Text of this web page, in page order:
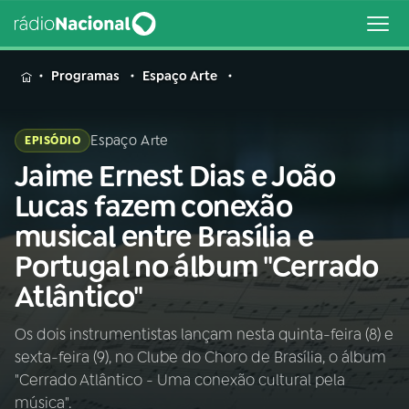
MENU
Buscar
na
Rádio
Nacional
Buscar
AO VIVO
01INÍCIO
Programas Espaço Arte
EPISÓDIO Espaço Arte
Jaime Ernest Dias e João
Lucas fazem conexão
musical entre Brasília e
Portugal no álbum "Cerrado
Atlântico"
Os dois instrumentistas lançam nesta quinta-feira (8) e
sexta-feira (9), no Clube do Choro de Brasília, o álbum
"Cerrado Atlântico - Uma conexão cultural pela
música".